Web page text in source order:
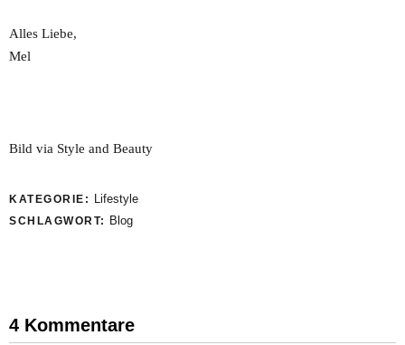
Alles Liebe,
Mel
Bild via Style and Beauty
KATEGORIE: Lifestyle
SCHLAGWORT: Blog
4 Kommentare